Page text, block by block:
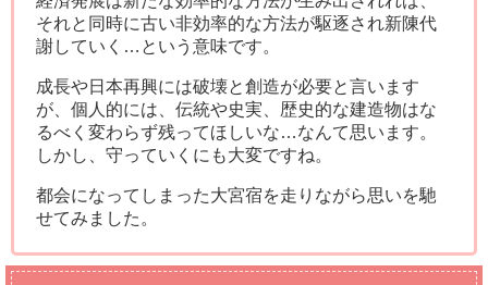
それと同時に古い非効率的な方法が駆逐され新陳代
謝していく…という意味です。
成長や日本再興には破壊と創造が必要と言います
が、個人的には、伝統や史実、歴史的な建造物はな
るべく変わらず残ってほしいな…なんて思います。
しかし、守っていくにも大変ですね。
都会になってしまった大宮宿を走りながら思いを馳
せてみました。